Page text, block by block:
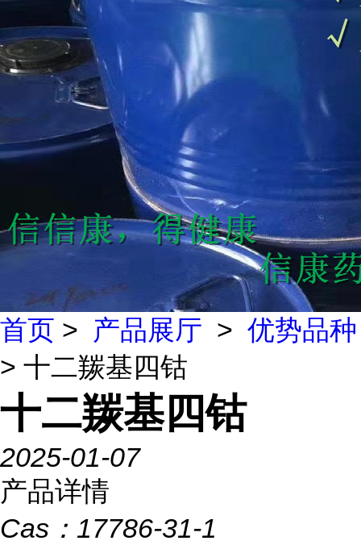
首页 > 产品展厅 > 优势品种
> 十二羰基四钴
十二羰基四钴
2025-01-07
产品详情
Cas： 17786-31-1